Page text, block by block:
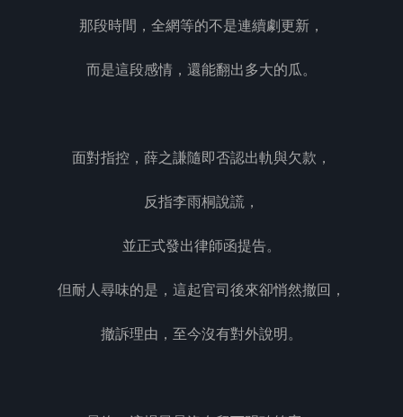
那段時間，全網等的不是連續劇更新，
而是這段感情，還能翻出多大的瓜。
面對指控，薛之謙隨即否認出軌與欠款，
反指李雨桐說謊，
並正式發出律師函提告。
但耐人尋味的是，這起官司後來卻悄然撤回，
撤訴理由，至今沒有對外說明。